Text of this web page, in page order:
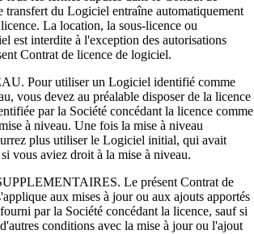
transfert du Logiciel entraîne automatiquement
La location, la sous-licence ou
est interdite à l'exception des autorisations
Contrat de licence de logiciel.
Pour utiliser un Logiciel identifié comme
vous devez au préalable disposer de la licence
par la Société concédant la licence comme
à niveau. Une fois la mise à niveau
plus utiliser le Logiciel initial, qui avait
vous aviez droit à la mise à niveau.
Le présent Contrat de
aux mises à jour ou aux ajouts apportés
par la Société concédant la licence, sauf si
conditions avec la mise à jour ou l'ajout